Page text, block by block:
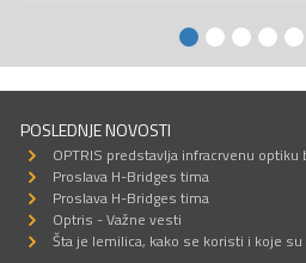
POSLEDNJE NOVOSTI
OPTRIS predstavlja infracrvenu
Proslava H-Bridges tima
Proslava H-Bridges tima
Optris - Važne vesti
Šta je lemilica, kako se koristi i koje